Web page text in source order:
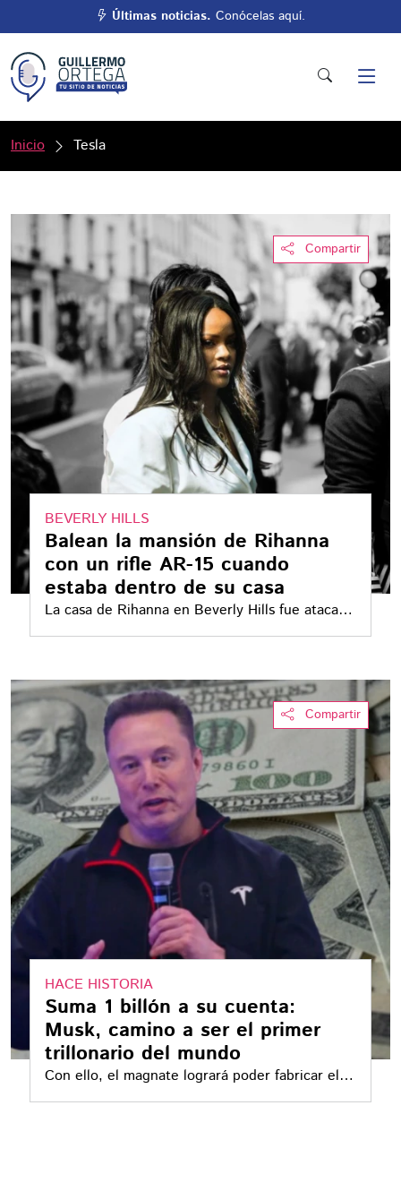
Últimas noticias. Conócelas aquí.
Inicio Tesla
Compartir
BEVERLY HILLS
Balean la mansión de Rihanna
con un rifle AR-15 cuando
estaba dentro de su casa
La casa de Rihanna en Beverly Hills fue atacada
a tiros cuando la cantante se encontraba dentro
diez veces con un rifle contra la mansión antes
de intentar escapar en un vehículo
Compartir
HACE HISTORIA
Suma 1 billón a su cuenta:
Musk, camino a ser el primer
trillonario del mundo
Con ello, el magnate logrará poder fabricar el
robot humanoide Optimus, afirmó el magnate